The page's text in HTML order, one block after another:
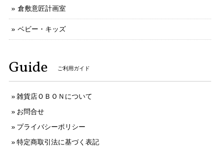
倉敷意匠計画室
ベビー・キッズ
Guide ご利用ガイド
雑貨店ＯＢＯＮについて
お問合せ
プライバシーポリシー
特定商取引法に基づく表記